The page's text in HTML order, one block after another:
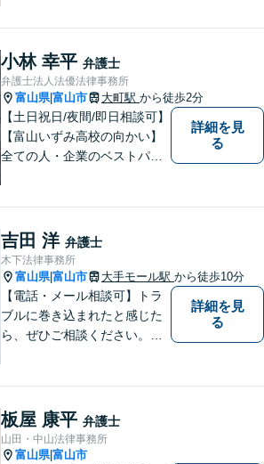
小林 幸平 弁護士
弁護士法人法優法律事務所
富山県|富山市 大町駅 から徒歩2分
【土日祝日/夜間/即日相談可】
【富山いずみ高校の向かい】
全ての人・企業のベストパー
詳細を見
る
吉田 洋 弁護士
木下法律事務所
富山県|富山市 大手モール駅 から徒歩10分
【電話・メール相談可】トラ
ブルに巻き込まれたと感じた
ら、ぜひご相談ください。離
を解決するため、迅速かつ丁
寧にサポートいたします。
【夜間対応可能】
詳細を見
る
板屋 康平 弁護士
山田・中山法律事務所
富山県|富山市